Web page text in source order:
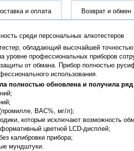
и оплата Возврат и обмен
среди персональных алкотестеров
обладающий высочайшей
уровне профессиональных приборов
от обмана. Прибор полностью
использования.
полностью обновлена и получила
BAC%, мг/л);
которые исключают возможность
цветной LCD-дисплей;
калибровки прибора;
мундштуки.